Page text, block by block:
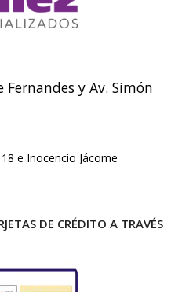
Fernandes y Av. Simón
e Inocencio Jácome
DE CRÉDITO A TRAVÉS